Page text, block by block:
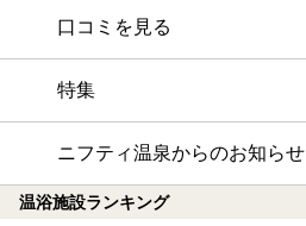
口コミを見る
特集
ニフティ温泉からのお知らせ
温浴施設ランキング